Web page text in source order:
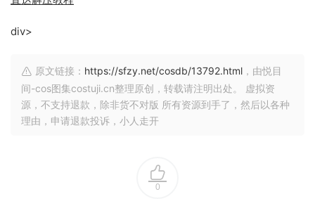
div>
原文链接： https://sfzy.net/cosdb/13792.html ，由悦目
间-cos图集costuji.cn整理原创，转载请注明出处。 虚拟资
源，不支持退款，除非货不对版 所有资源到手了，然后以各种
理由，申请退款投诉，小人走开
0